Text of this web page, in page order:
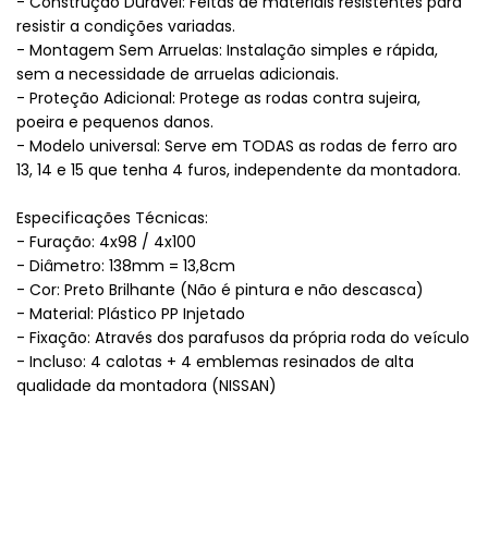
resistir a condições variadas.
- Montagem Sem Arruelas: Instalação simples e rápida,
sem a necessidade de arruelas adicionais.
- Proteção Adicional: Protege as rodas contra sujeira,
poeira e pequenos danos.
- Modelo universal: Serve em TODAS as rodas de ferro aro
13, 14 e 15 que tenha 4 furos, independente da montadora.
Especificações Técnicas:
- Furação: 4x98 / 4x100
- Diâmetro: 138mm = 13,8cm
- Cor: Preto Brilhante (Não é pintura e não descasca)
- Material: Plástico PP Injetado
- Fixação: Através dos parafusos da própria roda do veículo
- Incluso: 4 calotas + 4 emblemas resinados de alta
qualidade da montadora (NISSAN)